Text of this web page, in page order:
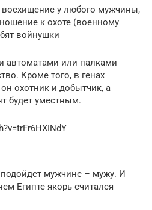
у любого мужчины,
к охоте (военному
войнушки
автоматами или палками
Кроме того, в генах
охотник и добытчик, а
будет уместным.
мужчине – мужу. И
Египте якорь считался